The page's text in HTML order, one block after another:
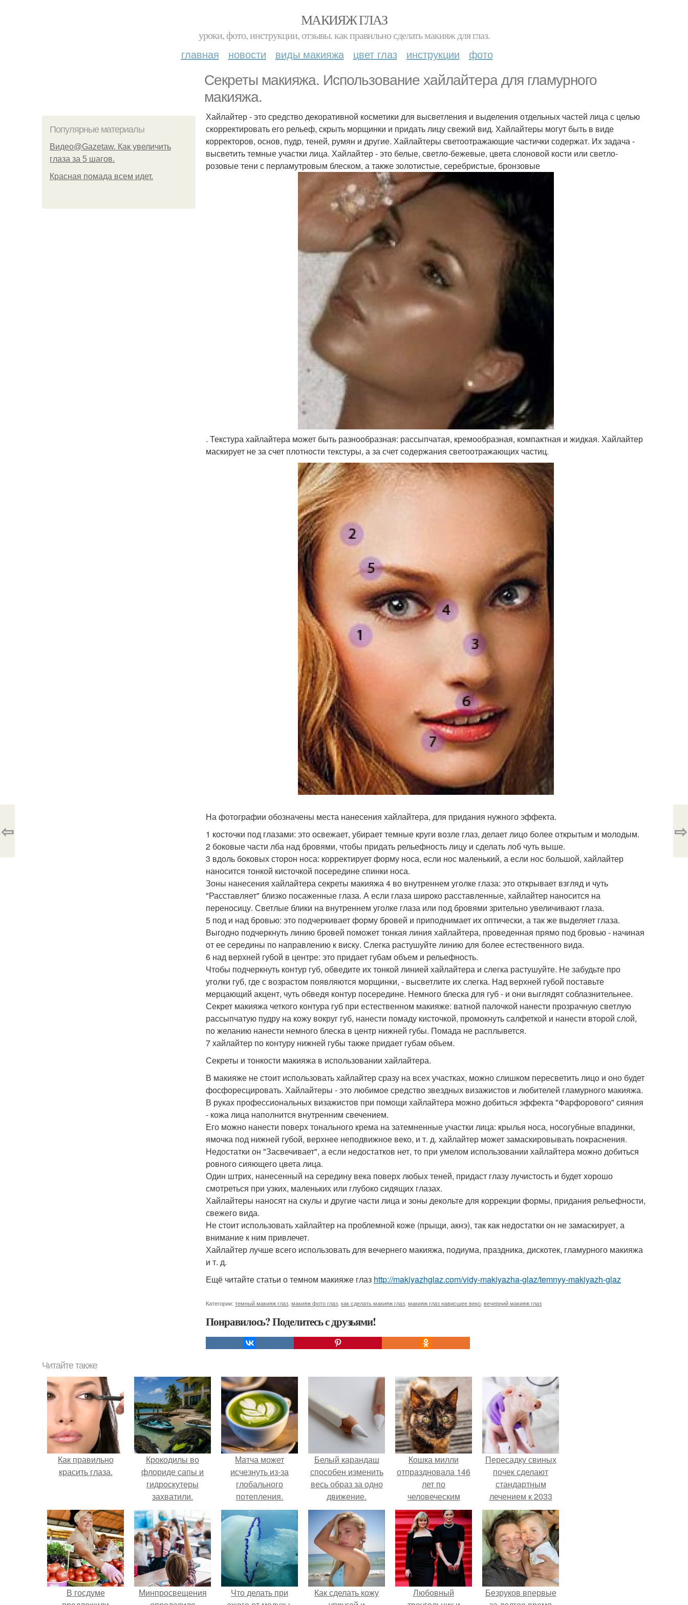
МАКИЯЖ ГЛАЗ
уроки, фото, инструкции, отзывы. как правильно сделать макияж для глаз.
главная новости виды макияжа цвет глаз инструкции фото
Секреты макияжа. Использование хайлайтера для гламурного
макияжа.
Популярные материалы
Видео@Gazetaw. Как увеличить
глаза за 5 шагов.
Красная помада всем идет.
Хайлайтер - это средство декоративной косметики для высветления и выделения отдельных частей лица с целью
скорректировать его рельеф, скрыть морщинки и придать лицу свежий вид. Хайлайтеры могут быть в виде
корректоров, основ, пудр, теней, румян и другие. Хайлайтеры светоотражающие частички содержат. Их задача -
высветить темные участки лица. Хайлайтер - это белые, светло-бежевые, цвета слоновой кости или светло-
розовые тени с перламутровым блеском, а также золотистые, серебристые, бронзовые
. Текстура хайлайтера может быть разнообразная: рассыпчатая, кремообразная, компактная и жидкая. Хайлайтер
маскирует не за счет плотности текстуры, а за счет содержания светоотражающих частиц.
На фотографии обозначены места нанесения хайлайтера, для придания нужного эффекта.
1 косточки под глазами: это освежает, убирает темные круги возле глаз, делает лицо более открытым и молодым.
2 боковые части лба над бровями, чтобы придать рельефность лицу и сделать лоб чуть выше.
3 вдоль боковых сторон носа: корректирует форму носа, если нос маленький, а если нос большой, хайлайтер
наносится тонкой кисточкой посередине спинки носа.
Зоны нанесения хайлайтера секреты макияжа 4 во внутреннем уголке глаза: это открывает взгляд и чуть
"Расставляет" близко посаженные глаза. А если глаза широко расставленные, хайлайтер наносится на
переносицу. Светлые блики на внутреннем уголке глаза или под бровями зрительно увеличивают глаза.
5 под и над бровью: это подчеркивает форму бровей и приподнимает их оптически, а так же выделяет глаза.
Выгодно подчеркнуть линию бровей поможет тонкая линия хайлайтера, проведенная прямо под бровью - начиная
от ее середины по направлению к виску. Слегка растушуйте линию для более естественного вида.
6 над верхней губой в центре: это придает губам объем и рельефность.
Чтобы подчеркнуть контур губ, обведите их тонкой линией хайлайтера и слегка растушуйте. Не забудьте про
уголки губ, где с возрастом появляются морщинки, - высветлите их слегка. Над верхней губой поставьте
мерцающий акцент, чуть обведя контур посередине. Немного блеска для губ - и они выглядят соблазнительнее.
Секрет макияжа четкого контура губ при естественном макияже: ватной палочкой нанести прозрачную светлую
рассыпчатую пудру на кожу вокруг губ, нанести помаду кисточкой, промокнуть салфеткой и нанести второй слой,
по желанию нанести немного блеска в центр нижней губы. Помада не расплывется.
7 хайлайтер по контуру нижней губы также придает губам объем.
Секреты и тонкости макияжа в использовании хайлайтера.
В макияже не стоит использовать хайлайтер сразу на всех участках, можно слишком пересветить лицо и оно будет
фосфоресцировать. Хайлайтеры - это любимое средство звездных визажистов и любителей гламурного макияжа.
В руках профессиональных визажистов при помощи хайлайтера можно добиться эффекта "Фарфорового" сияния
- кожа лица наполнится внутренним свечением.
Его можно нанести поверх тонального крема на затемненные участки лица: крылья носа, носогубные впадинки,
ямочка под нижней губой, верхнее неподвижное веко, и т. д. хайлайтер может замаскировывать покраснения.
Недостатки он "Засвечивает", а если недостатков нет, то при умелом использовании хайлайтера можно добиться
ровного сияющего цвета лица.
Один штрих, нанесенный на середину века поверх любых теней, придаст глазу лучистость и будет хорошо
смотреться при узких, маленьких или глубоко сидящих глазах.
Хайлайтеры наносят на скулы и другие части лица и зоны декольте для коррекции формы, придания рельефности,
свежего вида.
Не стоит использовать хайлайтер на проблемной коже (прыщи, акнэ), так как недостатки он не замаскирует, а
внимание к ним привлечет.
Хайлайтер лучше всего использовать для вечернего макияжа, подиума, праздника, дискотек, гламурного макияжа
и т. д.
Ещё читайте статьи о темном макияже глаз http://makiyazhglaz.com/vidy-makiyazha-glaz/temnyy-makiyazh-glaz
Категории: темный макияж глаз макияж фото глаз как сделать макияж глаз макияж глаз нависшее веко вечерний макияж глаз
Понравилось? Поделитесь с друзьями!
⇦ ⇨
Читайте также
Как правильно
красить глаза.
Крокодилы во
флориде сапы и
гидроскутеры
захватили.
Матча может
исчезнуть из-за
глобального
потепления.
Белый карандаш
способен изменить
весь образ за одно
движение.
Кошка милли
отпраздновала 146
лет по
человеческим
Меркам и
претендует на
звание самой
старой в мире.
Пересадку свиных
почек сделают
стандартным
лечением к 2033
году в Японии.
В госдуме
Минпросвещения
Что делать при
Как сделать кожу
Любовный
Безруков впервые